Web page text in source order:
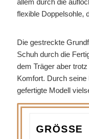
allem durch die
flexible Doppelsohle,
Die gestreckte
Schuh durch die
dem Träger aber
Komfort. Durch
gefertigte Modell
GRÖSSE